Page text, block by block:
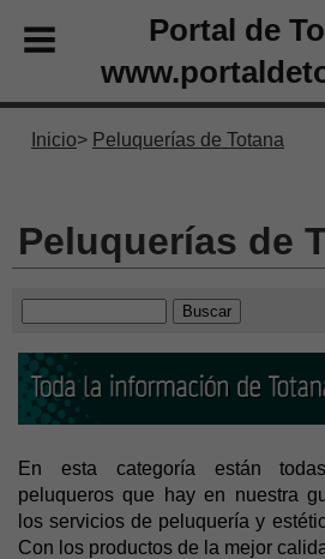
Portal de
Inicio Peluquerías de Totana
Peluquerías de
En esta categoría están
peluqueros que hay en nuestra
los servicios de peluquería y
Con los productos de la mejor